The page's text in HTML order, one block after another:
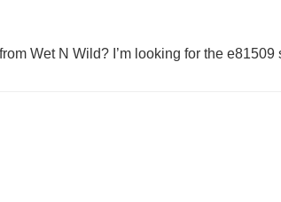
Wet N Wild? I’m looking for the e81509